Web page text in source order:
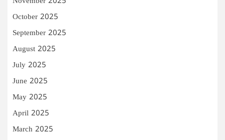
October 2025
September 2025
August 2025
July 2025
June 2025
May 2025
April 2025
March 2025